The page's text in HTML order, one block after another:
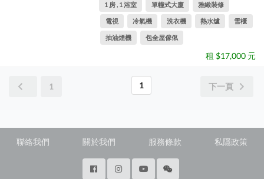
1 房 , 1 浴室 單幢式大廈 雅緻裝修
電視 冷氣機 洗衣機 熱水爐 雪櫃
抽油煙機 包全屋傢俬
租 $17,000 元
1 1 下一頁
聯絡我們 關於我們 服務條款 私隱政策